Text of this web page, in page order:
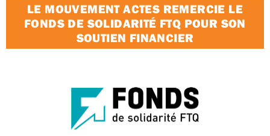
LE MOUVEMENT ACTES REMERCIE LE
FONDS DE SOLIDARITÉ FTQ POUR SON
SOUTIEN FINANCIER